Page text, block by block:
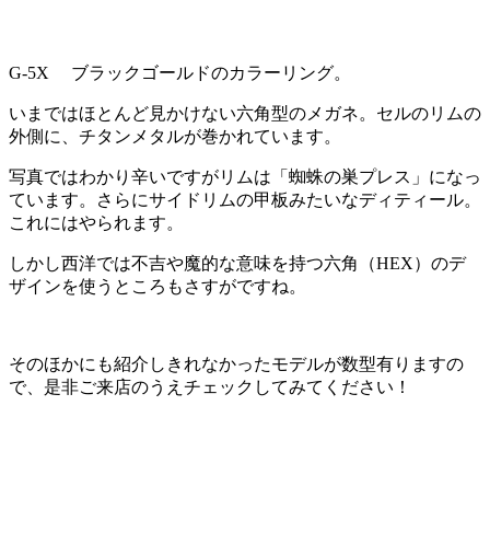
G-5X ブラックゴールドのカラーリング。
いまではほとんど見かけない六角型のメガネ。セルのリムの
外側に、チタンメタルが巻かれています。
写真ではわかり辛いですがリムは「蜘蛛の巣プレス」になっ
ています。さらにサイドリムの甲板みたいなディティール。
これにはやられます。
しかし西洋では不吉や魔的な意味を持つ六角（HEX）のデ
ザインを使うところもさすがですね。
そのほかにも紹介しきれなかったモデルが数型有りますの
で、是非ご来店のうえチェックしてみてください！